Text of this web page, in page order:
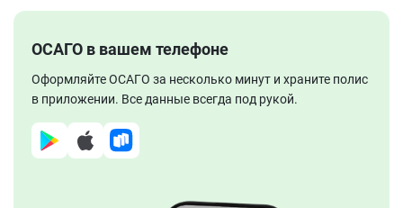
ОСАГО в вашем телефоне
Оформляйте ОСАГО за несколько минут и храните полис
в приложении. Все данные всегда под рукой.